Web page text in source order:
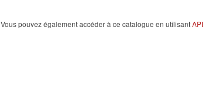
Vous pouvez également accéder à ce catalogue en utilisantAPI